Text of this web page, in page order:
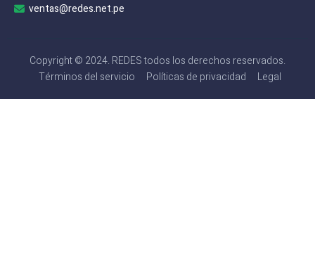
ventas@redes.net.pe
Copyright © 2024. REDES todos los derechos reservados.
Términos del servicio
Políticas de privacidad Legal